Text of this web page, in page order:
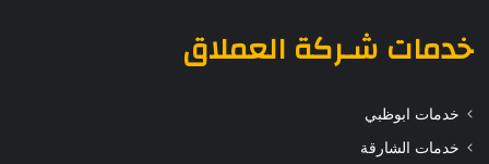
خدمات شـركة العملاق
خدمات ابوظبي
خدمات الشارقة